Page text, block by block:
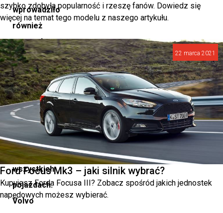
wprowadziło
również
trzypunktowy
pas
bezpieczeństwa,
który
stał
się
standardem
we
wszystkich
pojazdach.
Volvo
szybko zdobyła popularność i rzeszę fanów. Dowiedz się
więcej na temat tego modelu z naszego artykułu.
22 marca 2021
Ford Focus Mk3 – jaki silnik wybrać?
Kupujesz Forda Focusa III? Zobacz spośród jakich jednostek
napędowych możesz wybierać.